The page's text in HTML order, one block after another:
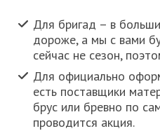
Для бригад – в
дороже, а мы с вами
сейчас не сезон,
Для официально
есть поставщики
брус или бревно по
проводится акция.